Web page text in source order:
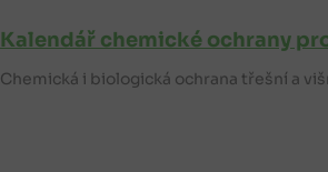
Kalendář chemické ochrany
Chemická i biologická ochrana třešní a